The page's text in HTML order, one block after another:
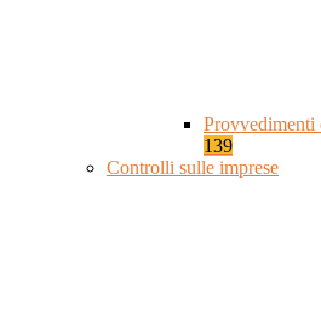
Provvedimenti
139
Controlli sulle imprese